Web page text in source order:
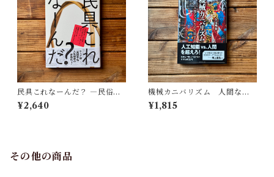
民具これなーんだ？ ―民俗学
者・宮本常一が美術大学に遺
した民具コレクション | 加藤幸
¥2,640
機械カニバリズム 人間なき
あとの人類学へ｜久保 明教
¥1,815
その他の商品